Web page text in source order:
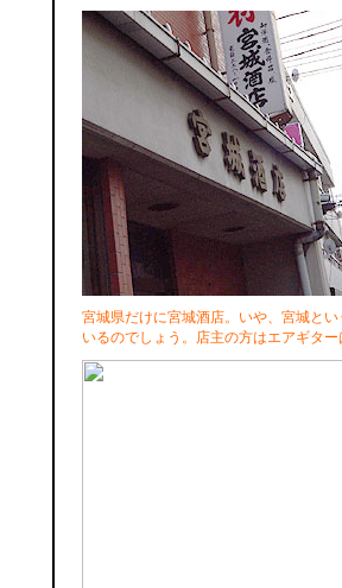
宮城県だけに宮城酒店。いや、宮城と
いるのでしょう。店主の方はエアギター